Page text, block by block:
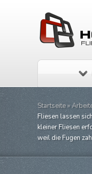
Startseite »
Fliesen lassen
kleiner Fliesen
weil die Fugen